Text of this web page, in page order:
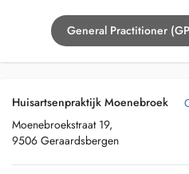
General Practitioner
Huisartsenpraktijk Moenebroek
Moenebroekstraat 19,
9506 Geraardsbergen